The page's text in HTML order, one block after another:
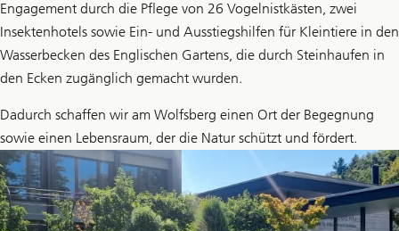
Engagement durch die Pflege von 26 Vogelnistkästen, zwei
Insektenhotels sowie Ein- und Ausstiegshilfen für Kleintiere in den
Wasserbecken des Englischen Gartens, die durch Steinhaufen in
den Ecken zugänglich gemacht wurden.
Dadurch schaffen wir am Wolfsberg einen Ort der Begegnung
sowie einen Lebensraum, der die Natur schützt und fördert.